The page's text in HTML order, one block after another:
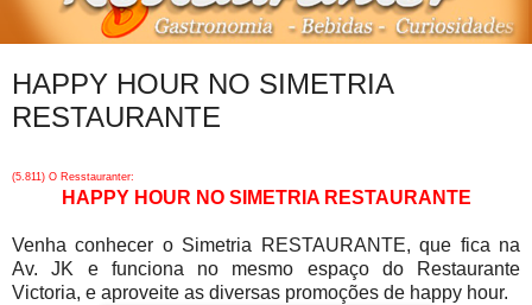
HAPPY HOUR NO SIMETRIA
RESTAURANTE
(5.811) O Resstauranter:
HAPPY HOUR NO SIMETRIA RESTAURANTE
Venha conhecer o Simetria RESTAURANTE, que fica na
Av. JK e funciona no mesmo espaço do Restaurante
Victoria, e aproveite as diversas promoções de happy hour.